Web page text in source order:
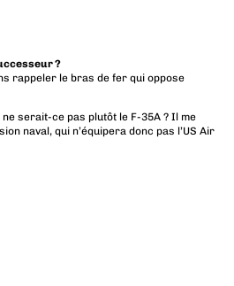
?
rappeler le bras de fer qui oppose
serait-ce pas plutôt le F-35A ? Il me
naval, qui n’équipera donc pas l’US Air